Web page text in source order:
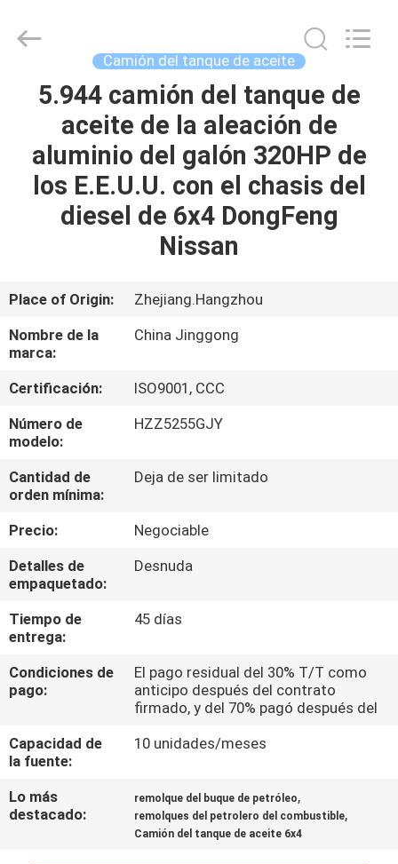
HOGAR
PRODUCTOS
SOBRE
VIAJE
DE
LA
FÁBRICA
CONTROL
DE
CALIDAD
ÉNTRENOS
EN
CONTACTO
CON
NOTICIAS
PIDA
UNA
CITA
SPECIAL
PURPOSE
Camión del tanque de aceite
5.944 camión del tanque de
aceite de la aleación de
aluminio del galón 320HP de
los E.E.U.U. con el chasis del
diesel de 6x4 DongFeng
Nissan
Place of Origin:
Zhejiang.Hangzhou
Nombre de la
marca:
China Jinggong
Certificación:
ISO9001, CCC
Número de
modelo:
HZZ5255GJY
Cantidad de
orden mínima:
Deja de ser limitado
Precio:
Negociable
Detalles de
empaquetado:
Desnuda
Tiempo de
entrega:
45 días
Condiciones de
pago:
El pago residual del 30% T/T como
anticipo después del contrato
firmado, y del 70% pagó después del
Capacidad de
la fuente:
10 unidades/meses
Lo más
destacado:
remolque del buque de petróleo,
remolques del petrolero del combustible,
Camión del tanque de aceite 6x4